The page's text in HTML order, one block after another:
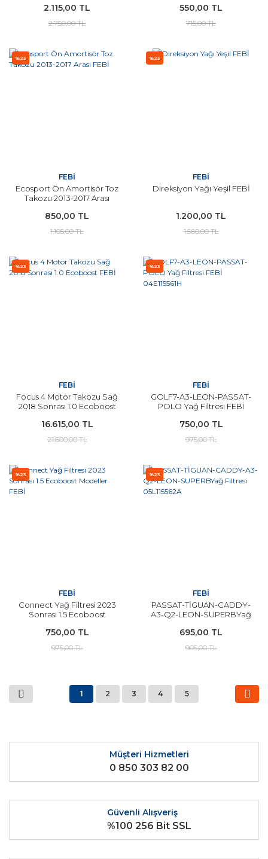
2.115,00 TL
2.750,00 TL
550,00 TL
715,00 TL
%23
FEBİ
Ecosport Ön Amortisör Toz
Takozu 2013-2017 Arası
850,00 TL
1.105,00 TL
%23
FEBİ
Direksiyon Yağı Yeşil FEBİ
1.200,00 TL
1.560,00 TL
%23
FEBİ
Focus 4 Motor Takozu Sağ
2018 Sonrası 1.0 Ecoboost
16.615,00 TL
21.600,00 TL
%23
FEBİ
GOLF7-A3-LEON-PASSAT-
POLO Yağ Filtresi FEBİ
750,00 TL
975,00 TL
%23
FEBİ
Connect Yağ Filtresi 2023
Sonrası 1.5 Ecoboost
750,00 TL
975,00 TL
%23
FEBİ
PASSAT-TİGUAN-CADDY-
A3-Q2-LEON-SUPERBYağ
695,00 TL
905,00 TL
1 2 3 4 5
Müşteri Hizmetleri
0 850 303 82 00
Güvenli Alışveriş
%100 256 Bit SSL